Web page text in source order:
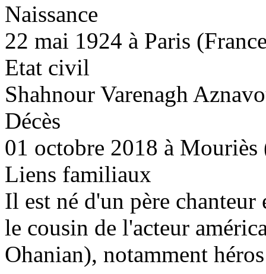
Naissance
22 mai 1924 à Paris
Etat civil
Shahnour Varenagh
Décès
01 octobre 2018 à
Liens familiaux
Il est né d'un père
le cousin de l'acteur
Ohanian), notamment